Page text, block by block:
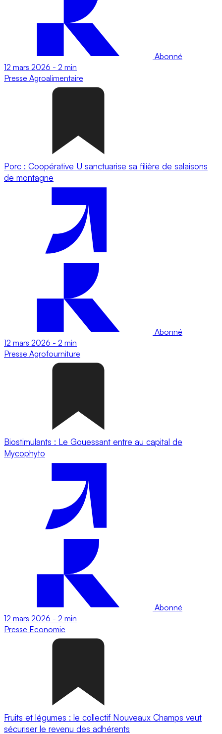
Abonné
12 mars 2026 - 2 min
Presse Agroalimentaire
Porc : Coopérative U sanctuarise sa filière de salaisons
de montagne
Abonné
12 mars 2026 - 2 min
Presse Agrofourniture
Biostimulants : Le Gouessant entre au capital de
Mycophyto
Abonné
12 mars 2026 - 2 min
Presse Economie
Fruits et légumes : le collectif Nouveaux Champs veut
sécuriser le revenu des adhérents